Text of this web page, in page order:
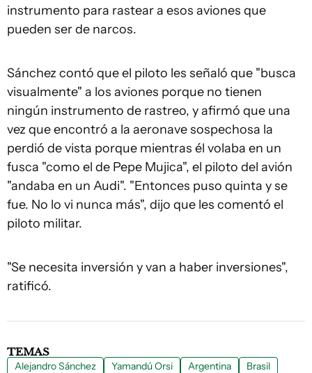
instrumento para rastear a esos aviones que
pueden ser de narcos.
Sánchez contó que el piloto les señaló que "busca
visualmente" a los aviones porque no tienen
ningún instrumento de rastreo, y afirmó que una
vez que encontró a la aeronave sospechosa la
perdió de vista porque mientras él volaba en un
fusca "como el de Pepe Mujica", el piloto del avión
"andaba en un Audi". "Entonces puso quinta y se
fue. No lo vi nunca más", dijo que les comentó el
piloto militar.
"Se necesita inversión y van a haber inversiones",
ratificó.
TEMAS
Alejandro Sánchez Yamandú Orsi Argentina
Brasil